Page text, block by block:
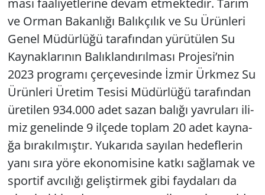
ma­sı fa­ali­yet­le­ri­ne devam et­mek­te­dir. Tarım
ve Orman Ba­kan­lı­ğı Ba­lık­çı­lık ve Su Ürün­le­ri
Genel Mü­dür­lü­ğü ta­ra­fın­dan yü­rü­tü­len Su
Kay­nak­la­rı­nın Ba­lık­lan­dı­rıl­ma­sı Pro­je­si’nin
2023 prog­ra­mı çer­çe­ve­sin­de İzmir Ürk­mez Su
Ürün­le­ri Üre­tim Te­si­si Mü­dür­lü­ğü ta­ra­fın­dan
üre­ti­len 934.000 adet sazan ba­lı­ğı yav­ru­la­rı ili­
miz ge­ne­lin­de 9 il­çe­de top­lam 20 adet kay­na­
ğa bı­ra­kıl­mış­tır. Yu­ka­rı­da sa­yı­lan he­def­le­rin
yanı sıra yöre eko­no­mi­si­ne katkı sağ­la­mak ve
spor­tif av­cı­lı­ğı ge­liş­tir­mek gibi fay­da­la­rı da